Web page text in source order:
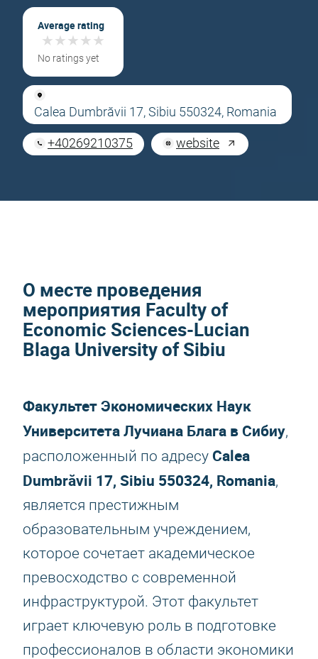
Average rating
★★★★★
★★★★★
No ratings yet
Calea Dumbrăvii 17, Sibiu 550324, Romania
+40269210375 website
О месте проведения
мероприятия Faculty of
Economic Sciences-Lucian
Blaga University of Sibiu
Факультет Экономических Наук
Университета Лучиана Блага в Сибиу,
расположенный по адресу Calea
Dumbrăvii 17, Sibiu 550324, Romania,
является престижным
образовательным учреждением,
которое сочетает академическое
превосходство с современной
инфраструктурой. Этот факультет
играет ключевую роль в подготовке
профессионалов в области экономики